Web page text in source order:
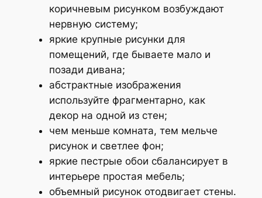
коричневым рисунком возбуждают
нервную систему;
яркие крупные рисунки для
помещений, где бываете мало и
позади дивана;
абстрактные изображения
используйте фрагментарно, как
декор на одной из стен;
чем меньше комната, тем мельче
рисунок и светлее фон;
яркие пестрые обои сбалансирует в
интерьере простая мебель;
объемный рисунок отодвигает стены.